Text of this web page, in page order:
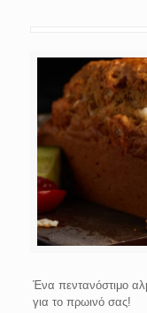
Ένα πεντανόστιμο
για το πρωινό σας!